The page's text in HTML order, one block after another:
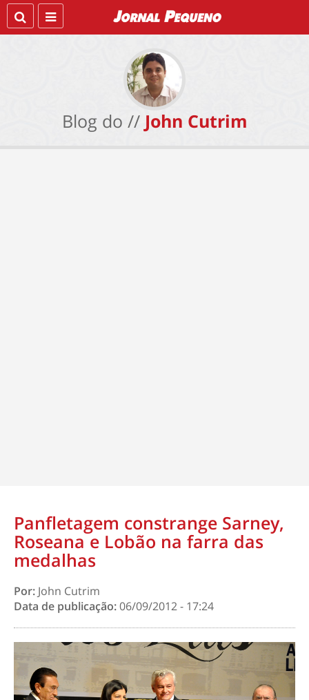
Blog do // John Cutrim
Panfletagem constrange Sarney,
Roseana e Lobão na farra das
medalhas
Por: John Cutrim
Data de publicação:06/09/2012 - 17:24